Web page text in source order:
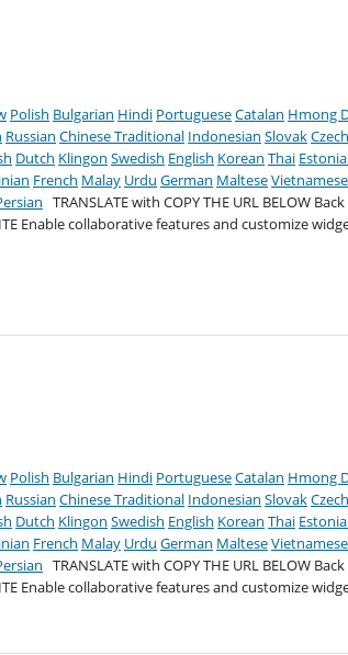
Polish Bulgarian Hindi PortugueseCatalan Hmong
Russian Chinese Traditional Indonesian SlovakCzech
Dutch Klingon Swedish English Korean Thai
French Malay Urdu German MalteseVietnamese
TRANSLATE with COPY THE URL BELOW Back
Enable collaborative features and customize
Polish Bulgarian Hindi PortugueseCatalan Hmong
Russian Chinese Traditional Indonesian SlovakCzech
Dutch Klingon Swedish English Korean Thai
French Malay Urdu German MalteseVietnamese
TRANSLATE with COPY THE URL BELOW Back
Enable collaborative features and customize